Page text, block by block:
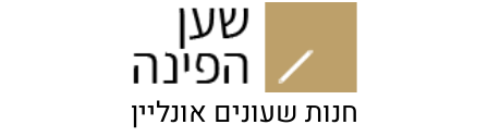
חנות שעונים אונליין